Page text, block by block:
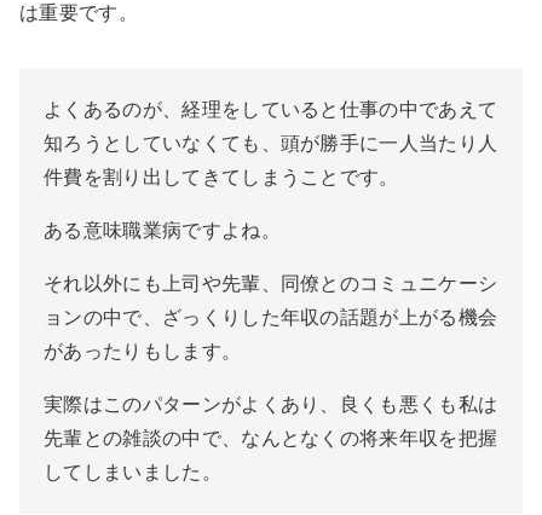
は重要です。
よくあるのが、経理をしていると仕事の中であえて
知ろうとしていなくても、頭が勝手に一人当たり人
件費を割り出してきてしまうことです。
ある意味職業病ですよね。
それ以外にも上司や先輩、同僚とのコミュニケーシ
ョンの中で、ざっくりした年収の話題が上がる機会
があったりもします。
実際はこのパターンがよくあり、良くも悪くも私は
先輩との雑談の中で、なんとなくの将来年収を把握
してしまいました。